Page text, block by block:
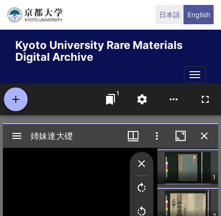
Skip
content
日本語 English
Kyoto University Rare Materials
Digital Archive
Toggle